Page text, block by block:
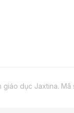
dục Jaxtina.